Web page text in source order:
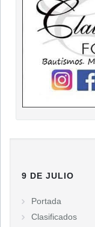
9 DE JULIO
Portada
Clasificados